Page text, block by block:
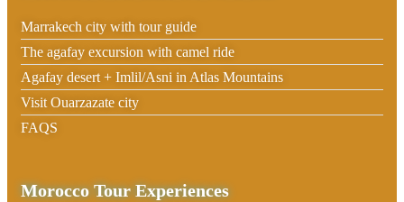
Marrakech city with tour guide
The agafay excursion with camel ride
Agafay desert + Imlil/Asni in Atlas Mountains
Visit Ouarzazate city
FAQS
Morocco Tour Experiences